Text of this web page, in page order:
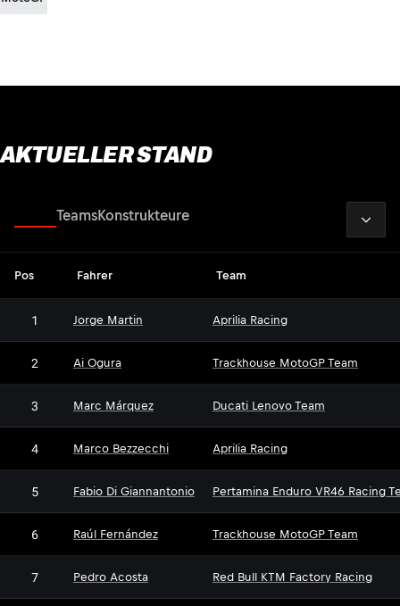
AKTUELLER STAND
TeamsKonstrukteure
Pos Fahrer Team
1 Jorge Martin Aprilia Racing
2 Ai Ogura Trackhouse MotoGP Team
3 Marc Márquez Ducati Lenovo Team
4 Marco Bezzecchi Aprilia Racing
5 Fabio Di Giannantonio Pertamina Enduro VR46 Racing
6 Raúl Fernández Trackhouse MotoGP Team
7 Pedro Acosta Red Bull KTM Factory Racing